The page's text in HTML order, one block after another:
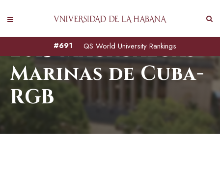
QS World University Rankings
#691
2015 Macroalgas
Marinas de Cuba-
RGB